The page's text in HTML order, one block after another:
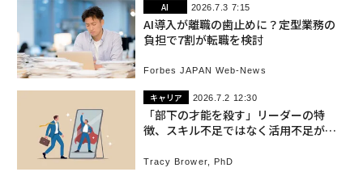
AI 2026.7.3 7:15
AI導入が離職の歯止めに？定型業務の
負担で7割が転職を検討
Forbes JAPAN Web-News
キャリア 2026.7.2 12:30
「部下の才能を殺す」リーダーの特
徴、スキル不足ではなく活用不足が離
Tracy Brower, PhD